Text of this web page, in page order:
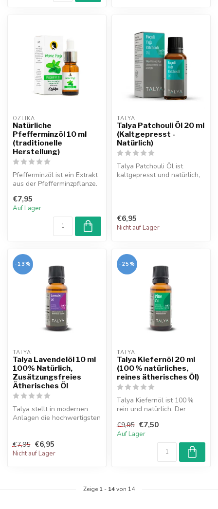
OZLIKA
Natürliche
Pfefferminzöl 10 ml
(traditionelle
Herstellung)
Pfefferminzöl ist ein Extrakt
aus der Pfefferminzpflanze.
€7,95
Auf Lager
TALYA
Talya Patchouli Öl 20 ml
(Kaltgepresst -
Natürlich)
Talya Patchouli Öl ist
kaltgepresst und natürlich,
€6,95
Nicht auf Lager
-13%
TALYA
Talya Lavendelöl 10 ml
100% Natürlich,
Zusätzungsfreies
Ätherisches Öl
Talya stellt in modernen
Anlagen die hochwertigsten
€7,95 €6,95
Nicht auf Lager
-25%
TALYA
Talya Kiefernöl 20 ml
(100 % natürliches,
reines ätherisches Öl)
Talya Kiefernöl ist 100 %
rein und natürlich. Der
wo...
€9,95 €7,50
Auf Lager
Zeige 1 - 14von 14